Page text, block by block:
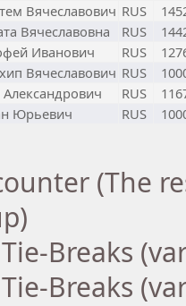
Вячеславович RUS
Вячеславовна RUS
Иванович RUS
Вячеславович RUS
RUS
Юрьевич RUS
(The
Breaks
Breaks